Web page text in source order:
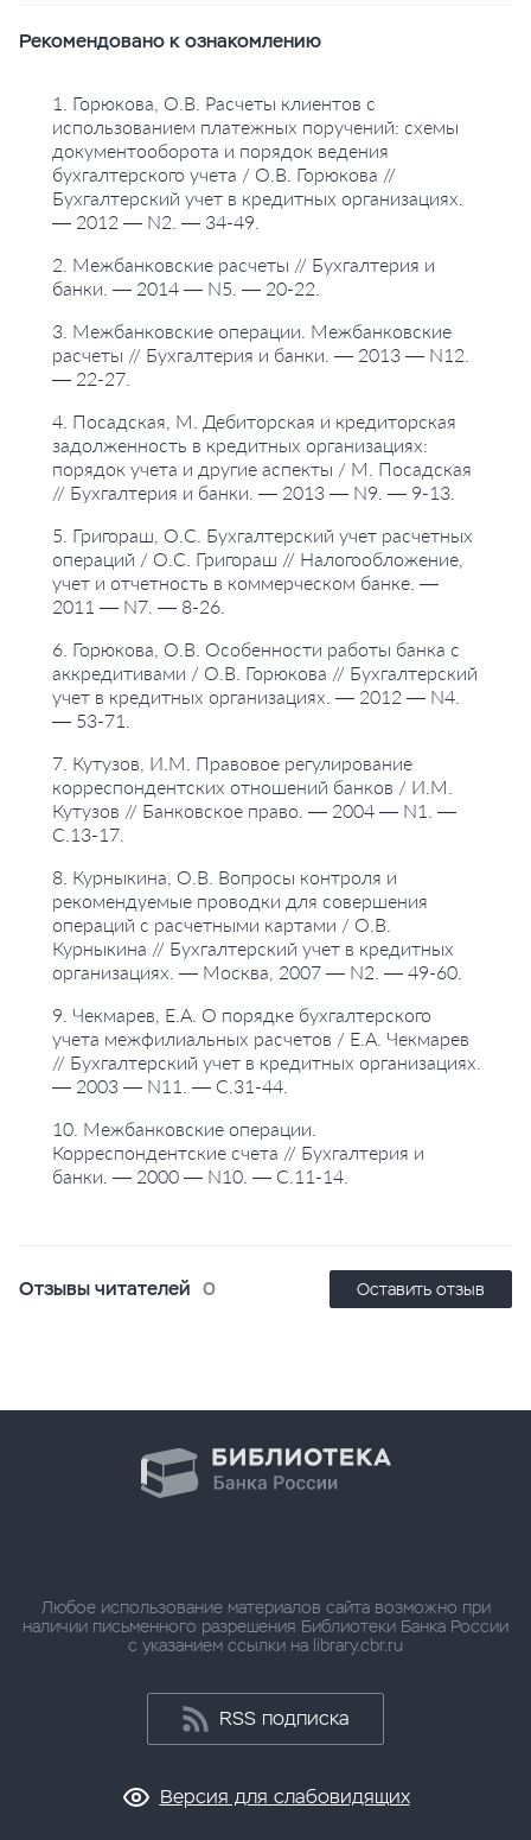
Рекомендовано к ознакомлению
1. Горюкова, О.В. Расчеты клиентов с
использованием платежных поручений: схемы
документооборота и порядок ведения
бухгалтерского учета / О.В. Горюкова //
Бухгалтерский учет в кредитных организациях.
— 2012 — N2. — 34-49.
2. Межбанковские расчеты // Бухгалтерия и
банки. — 2014 — N5. — 20-22.
3. Межбанковские операции. Межбанковские
расчеты // Бухгалтерия и банки. — 2013 — N12.
— 22-27.
4. Посадская, М. Дебиторская и кредиторская
задолженность в кредитных организациях:
порядок учета и другие аспекты / М. Посадская
// Бухгалтерия и банки. — 2013 — N9. — 9-13.
5. Григораш, О.С. Бухгалтерский учет расчетных
операций / О.С. Григораш // Налогообложение,
учет и отчетность в коммерческом банке. —
2011 — N7. — 8-26.
6. Горюкова, О.В. Особенности работы банка с
аккредитивами / О.В. Горюкова // Бухгалтерский
учет в кредитных организациях. — 2012 — N4.
— 53-71.
7. Кутузов, И.М. Правовое регулирование
корреспондентских отношений банков / И.М.
Кутузов // Банковское право. — 2004 — N1. —
С.13-17.
8. Курныкина, О.В. Вопросы контроля и
рекомендуемые проводки для совершения
операций с расчетными картами / О.В.
Курныкина // Бухгалтерский учет в кредитных
организациях. — Москва, 2007 — N2. — 49-60.
9. Чекмарев, Е.А. О порядке бухгалтерского
учета межфилиальных расчетов / Е.А. Чекмарев
// Бухгалтерский учет в кредитных организациях.
— 2003 — N11. — С.31-44.
10. Межбанковские операции.
Корреспондентские счета // Бухгалтерия и
банки. — 2000 — N10. — С.11-14.
Отзывы читателей 0 Оставить отзыв
Любое использование материалов сайта возможно при
наличии письменного разрешения Библиотеки Банка России
с указанием ссылки на library.cbr.ru
RSS подписка
Версия для слабовидящих